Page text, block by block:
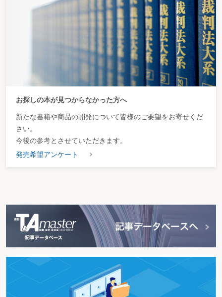
お探しの本が見つからなかった方へ
新たな書籍や商品の開発について皆様のご要望をお寄せくだ
さい。
今後の参考とさせていただきます。
発売希望アンケート